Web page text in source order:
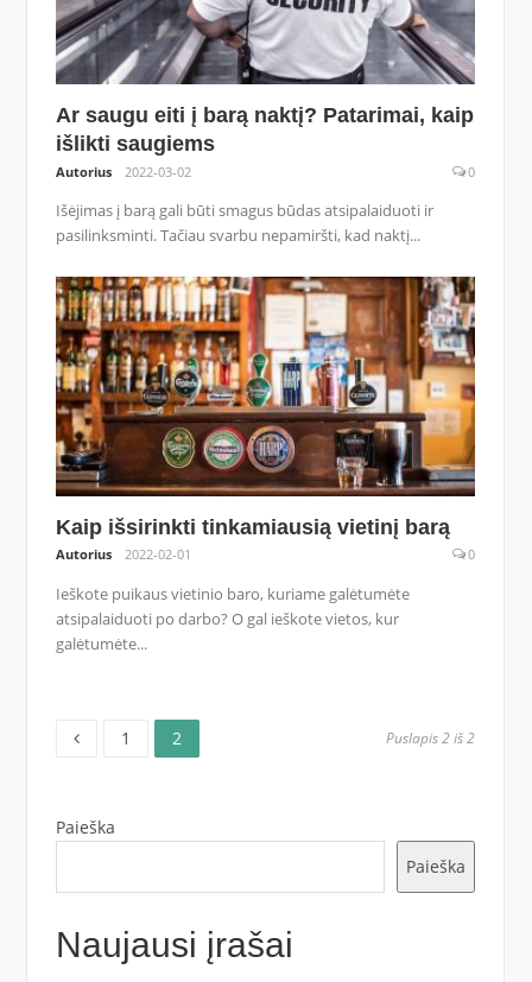
Ar saugu eiti į barą naktį? Patarimai, kaip
išlikti saugiems
Autorius 2022-03-02 0
Išėjimas į barą gali būti smagus būdas atsipalaiduoti ir
pasilinksminti. Tačiau svarbu nepamiršti, kad naktį...
Kaip išsirinkti tinkamiausią vietinį barą
Autorius 2022-02-01 0
Ieškote puikaus vietinio baro, kuriame galėtumėte
atsipalaiduoti po darbo? O gal ieškote vietos, kur
galėtumėte...
ĮrašųPuslapis
1 Puslapis
2 Puslapis 2 iš 2
Paieška
Paieška
Naujausi įrašai